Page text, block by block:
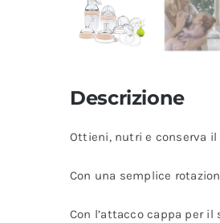
Descrizione
Ottieni, nutri e conserva
Con una semplice
Con l’attacco cappa per